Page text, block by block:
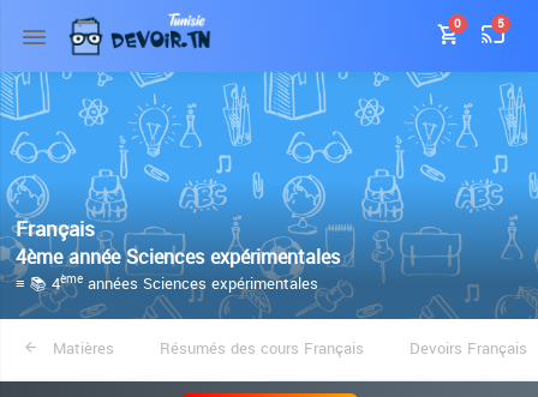
0 5
Français
4ème année Sciences expérimentales
≡ 📚 4ème années Sciences expérimentales
Matières Résumés des cours Français Devoirs Français